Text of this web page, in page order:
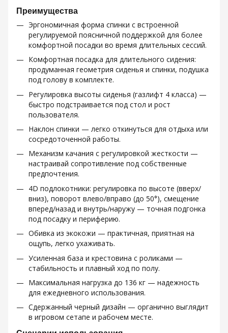
Преимущества
Эргономичная форма спинки с встроенной
регулируемой поясничной поддержкой для более
комфортной посадки во время длительных сессий.
Комфортная посадка для длительного сидения:
продуманная геометрия сиденья и спинки, подушка
под голову в комплекте.
Регулировка высоты сиденья (газлифт 4 класса) —
быстро подстраивается под стол и рост
пользователя.
Наклон спинки — легко откинуться для отдыха или
сосредоточенной работы.
Механизм качания с регулировкой жесткости —
настраивай сопротивление под собственные
предпочтения.
4D подлокотники: регулировка по высоте (вверх/
вниз), поворот влево/вправо (до 50°), смещение
вперед/назад и внутрь/наружу — точная подгонка
под посадку и периферию.
Обивка из экокожи — практичная, приятная на
ощупь, легко ухаживать.
Усиленная база и крестовина с роликами —
стабильность и плавный ход по полу.
Максимальная нагрузка до 136 кг — надежность
для ежедневного использования.
Сдержанный черный дизайн — органично выглядит
в игровом сетапе и рабочем месте.